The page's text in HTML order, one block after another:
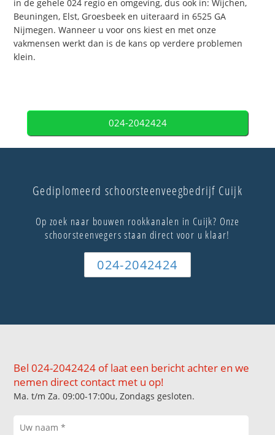
in de gehele 024 regio en omgeving, dus ook in: Wijchen,
Beuningen, Elst, Groesbeek en uiteraard in 6525 GA
Nijmegen. Wanneer u voor ons kiest en met onze
vakmensen werkt dan is de kans op verdere problemen
klein.
024-2042424
Gediplomeerd schoorsteenveegbedrijf Cuijk
Op zoek naar bouwen rookkanalen in Cuijk? Onze
schoorsteenvegers staan direct voor u klaar!
024-2042424
Bel 024-2042424 of laat een bericht achter en we
nemen direct contact met u op!
Ma. t/m Za. 09:00-17:00u, Zondags gesloten.